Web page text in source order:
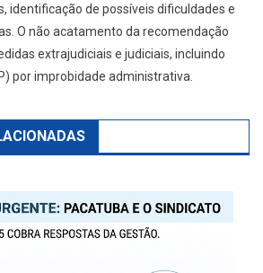
identificação de possíveis dificuldades e
O não acatamento da recomendação
extrajudiciais e judiciais, incluindo
por improbidade administrativa.